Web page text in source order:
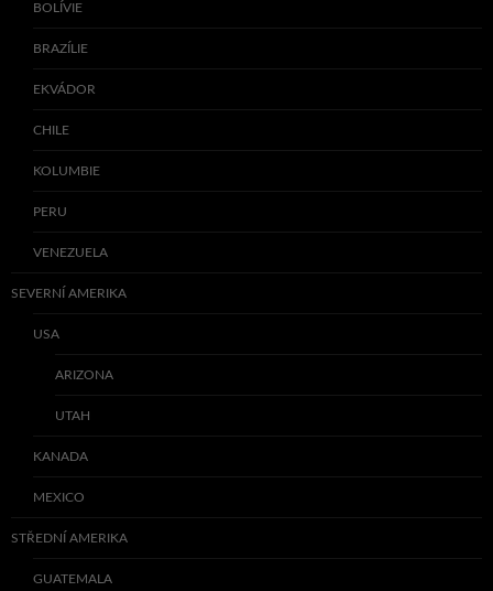
BOLÍVIE
BRAZÍLIE
EKVÁDOR
CHILE
KOLUMBIE
PERU
VENEZUELA
SEVERNÍ AMERIKA
USA
ARIZONA
UTAH
KANADA
MEXICO
STŘEDNÍ AMERIKA
GUATEMALA